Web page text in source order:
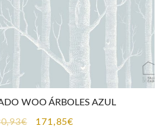
WOO ÁRBOLES AZUL
€
El171,85€El